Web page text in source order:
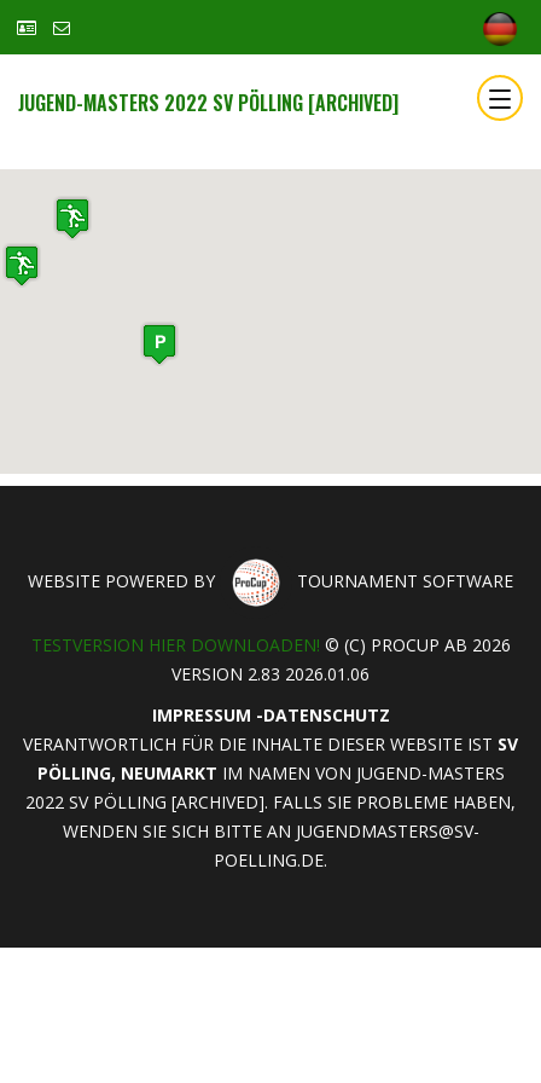
JUGEND-MASTERS 2022 SV PÖLLING [ARCHIVED]
WEBSITE POWERED BY TOURNAMENT SOFTWARE
TESTVERSION HIER DOWNLOADEN! © (C) PROCUP AB 2026
VERSION 2.83 2026.01.06
IMPRESSUM -DATENSCHUTZ
VERANTWORTLICH FÜR DIE INHALTE DIESER WEBSITE IST SV
PÖLLING, NEUMARKT IM NAMEN VON JUGEND-MASTERS
2022 SV PÖLLING [ARCHIVED]. FALLS SIE PROBLEME HABEN,
WENDEN SIE SICH BITTE AN JUGENDMASTERS@SV-
POELLING.DE.